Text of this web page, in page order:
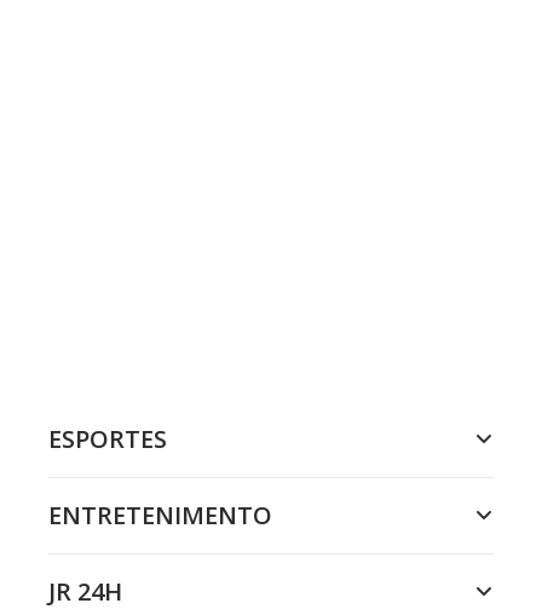
ESPORTES
ENTRETENIMENTO
JR 24H